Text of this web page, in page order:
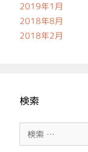
2019年1月
2018年8月
2018年2月
検索
索: